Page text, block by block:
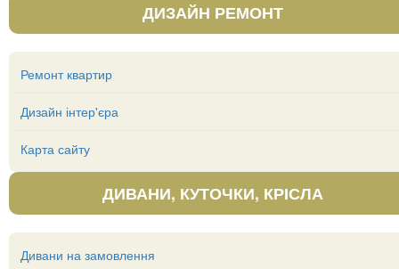
ДИЗАЙН РЕМОНТ
Ремонт квартир
Дизайн інтер'єра
Карта сайту
ДИВАНИ, КУТОЧКИ, КРІСЛА
Дивани на замовлення